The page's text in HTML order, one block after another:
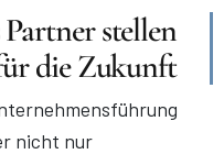
stellen
die Zukunft
nicht nur